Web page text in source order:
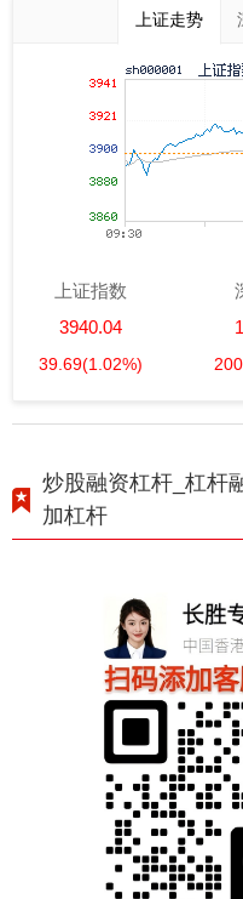
上证走势
上证指数
3940.04
39.69(1.02%)
炒股融资杠杆_杠杆
加杠杆